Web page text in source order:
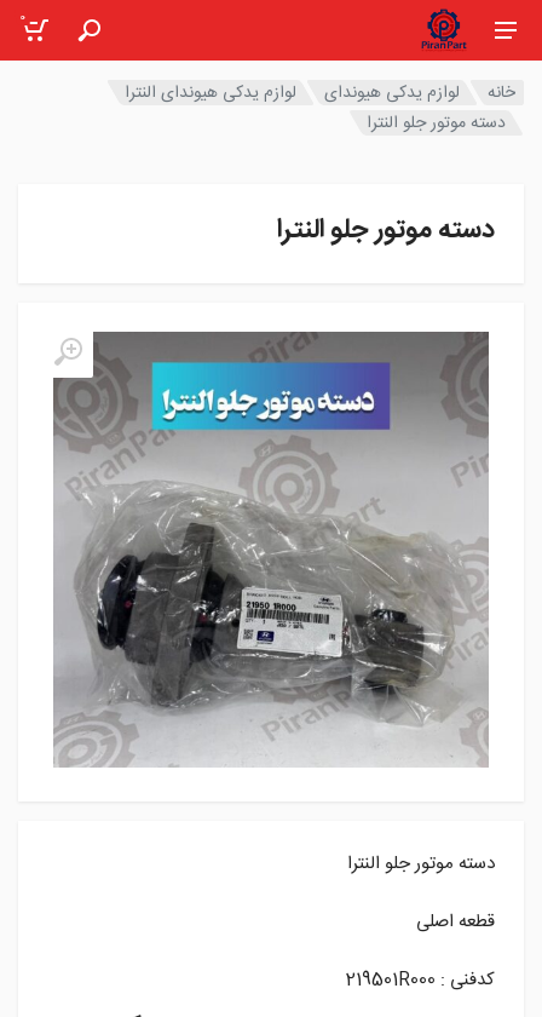
0
خانه لوازم یدکی هیوندای
لوازم یدکی هیوندای النترا
دسته موتور جلو النترا
دسته موتور جلو النترا
دسته موتور جلو النترا
قطعه اصلی
کدفنی : 219501R000